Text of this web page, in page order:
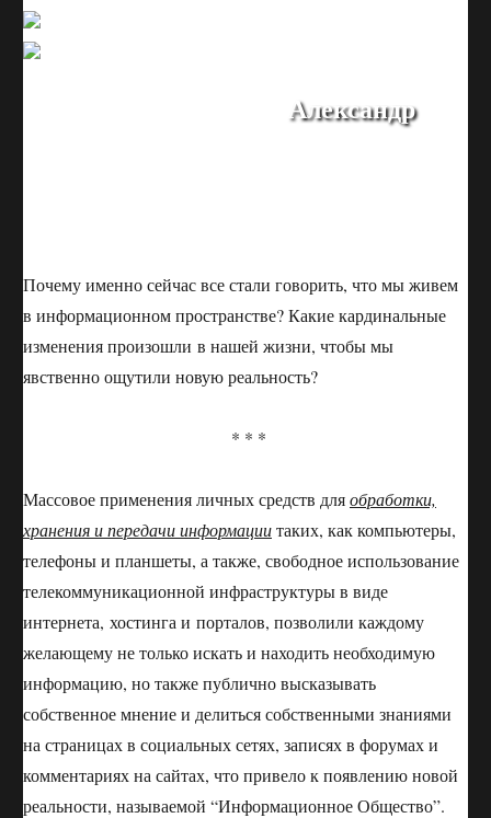
Александр
Почему именно сейчас все стали говорить, что мы живем
в информационном пространстве? Какие кардинальные
изменения произошли в нашей жизни, чтобы мы
явственно ощутили новую реальность?
* * *
Массовое применения личных средств дляобработки,
хранения и передачи информациитаких, как компьютеры,
телефоны и планшеты, а также, свободное использование
телекоммуникационной инфраструктуры в виде
интернета, хостинга и порталов, позволили каждому
желающему не только искать и находить необходимую
информацию, но также публично высказывать
собственное мнение и делиться собственными знаниями
на страницах в социальных сетях, записях в форумах и
комментариях на сайтах, что привело к появлению новой
реальности, называемой “Информационное Общество”.